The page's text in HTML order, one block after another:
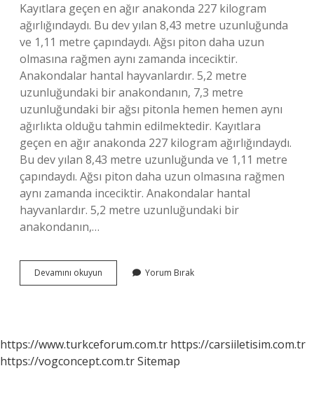
Kayıtlara geçen en ağır anakonda 227 kilogram
ağırlığındaydı. Bu dev yılan 8,43 metre uzunluğunda
ve 1,11 metre çapındaydı. Ağsı piton daha uzun
olmasına rağmen aynı zamanda inceciktir.
Anakondalar hantal hayvanlardır. 5,2 metre
uzunluğundaki bir anakondanın, 7,3 metre
uzunluğundaki bir ağsı pitonla hemen hemen aynı
ağırlıkta olduğu tahmin edilmektedir. Kayıtlara
geçen en ağır anakonda 227 kilogram ağırlığındaydı.
Bu dev yılan 8,43 metre uzunluğunda ve 1,11 metre
çapındaydı. Ağsı piton daha uzun olmasına rağmen
aynı zamanda inceciktir. Anakondalar hantal
hayvanlardır. 5,2 metre uzunluğundaki bir
anakondanın,…
Devamını okuyun Dünyanın
En
Yorum Bırak
https://www.turkceforum.com.tr https://carsiiletisim.com.tr
https://vogconcept.com.trSitemap